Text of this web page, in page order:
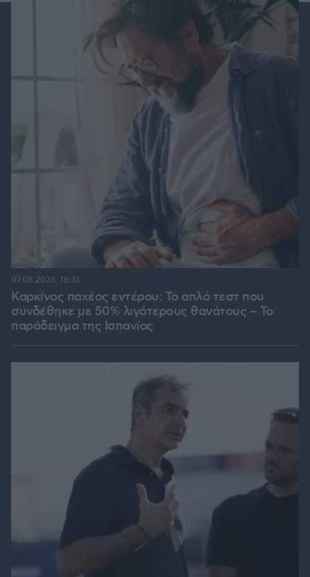
Καρκίνος παχέος εντέρου: Το απλό τεστ που
συνδέθηκε με 50% λιγότερους θανάτους – Το
παράδειγμα της Ισπανίας
07.08.2026, 18:31